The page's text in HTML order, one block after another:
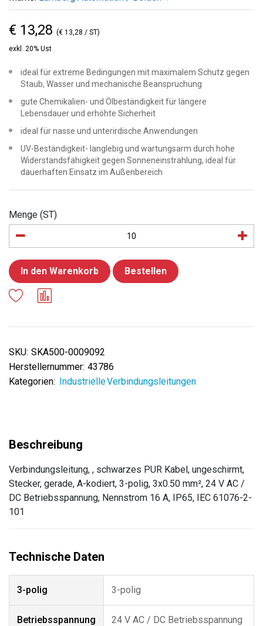
€ 13,28 (€ 13,28 / ST)
exkl. 20% Ust
ideal für extreme Bedingungen mit maximalem Schutz gegen
Staub, Wasser und mechanische Beanspruchung
gute Chemikalien- und Ölbeständigkeit für längere
Lebensdauer und erhöhte Sicherheit
ideal für nasse und unterirdische Anwendungen
UV-Beständigkeit- langlebig und wartungsarm durch hohe
Widerstandsfähigkeit gegen Sonneneinstrahlung, ideal für
dauerhaften Einsatz im Außenbereich
Menge (ST)
In den Warenkorb Bestellen
SKU: SKA500-0009092
Herstellernummer: 43786
Kategorien: Industrielle Verbindungsleitungen
Verbindungsleitung, , schwarzes PUR Kabel, ungeschirmt,
Stecker, gerade, A-kodiert, 3-polig, 3x0.50 mm², 24 V AC /
DC Betriebsspannung, Nennstrom 16 A, IP65, IEC 61076-2-
101
3-polig 3-polig
Betriebsspannung 24 V AC / DC Betriebsspannung